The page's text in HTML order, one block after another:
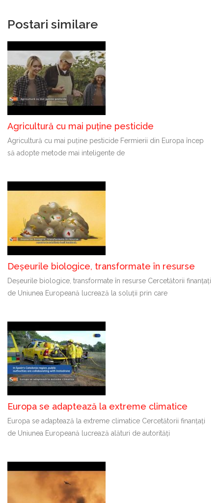
Postari similare
Agricultură cu mai puține pesticide
Agricultură cu mai puține pesticide Fermierii din Europa încep
să adopte metode mai inteligente de
Deșeurile biologice, transformate în resurse
Deșeurile biologice, transformate în resurse Cercetătorii finanțați
de Uniunea Europeană lucrează la soluții prin care
Europa se adaptează la extreme climatice
Europa se adaptează la extreme climatice Cercetătorii finanțați
de Uniunea Europeană lucrează alături de autorități